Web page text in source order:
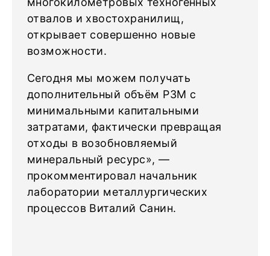
отвалов и хвостохранилищ,
открывает совершенно новые
возможности.
Сегодня мы можем получать
дополнительный объём РЗМ с
минимальными капитальными
затратами, фактически превращая
отходы в возобновляемый
минеральный ресурс», —
прокомментировал начальник
лаборатории металлургических
процессов Виталий Санин.